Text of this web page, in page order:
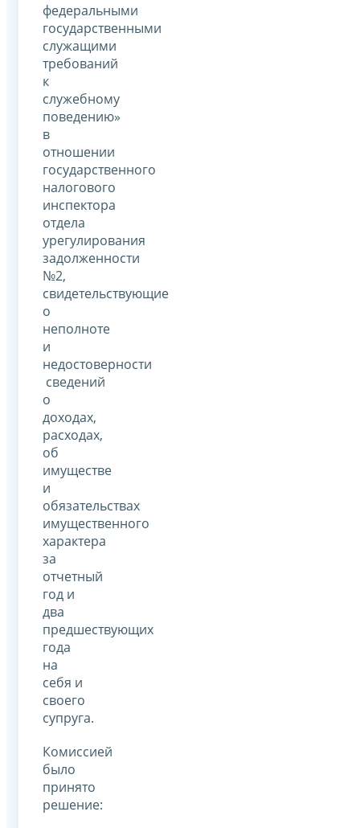
федеральными
государственными
служащими
требований
к
служебному
поведению»
в
отношении
государственного
налогового
инспектора
отдела
урегулирования
задолженности
№2,
свидетельствующие
о
неполноте
и
недостоверности
сведений
о
доходах,
расходах,
об
имуществе
и
обязательствах
имущественного
характера
за
отчетный
год и
два
предшествующих
года
на
себя и
своего
супруга.
Комиссией
было
принято
решение: